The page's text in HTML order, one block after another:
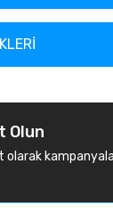
Olun
olarak